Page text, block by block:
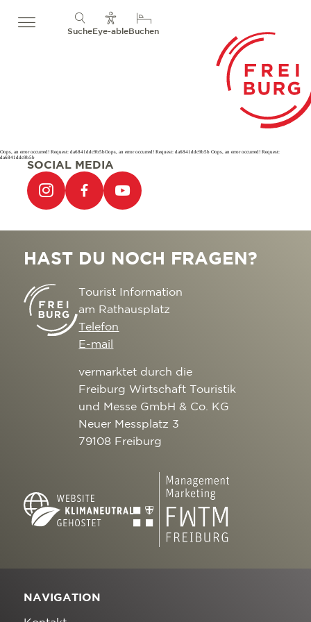
SucheEye-ableBuchen
Oops, an error occurred! Request: da6841ddc9b5bOops, an error occurred! Request: da6841ddc9b5b Oops, an error occurred! Request:
da6841ddc9b5b
SOCIAL MEDIA
HAST DU NOCH FRAGEN?
Tourist Information
am Rathausplatz
Telefon
E-mail
vermarktet durch die
Freiburg Wirtschaft Touristik
und Messe GmbH & Co. KG
Neuer Messplatz 3
79108 Freiburg
NAVIGATION